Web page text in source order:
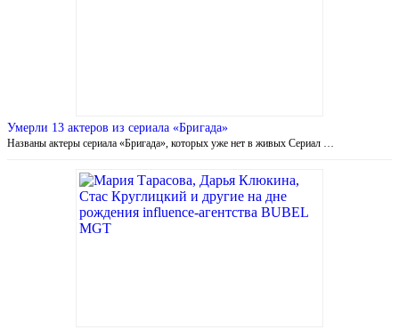
Умерли 13 актеров из сериала «Бригада»
Названы актеры сериала «Бригада», которых уже нет в живых Сериал …